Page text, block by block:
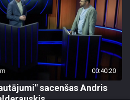
00:40:20
sacenšas Andris